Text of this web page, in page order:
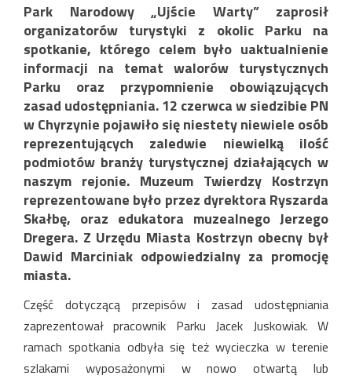
Park Narodowy „Ujście Warty” zaprosił
organizatorów turystyki z okolic Parku na
spotkanie, którego celem było uaktualnienie
informacji na temat walorów turystycznych
Parku oraz przypomnienie obowiązujących
zasad udostępniania. 12 czerwca w siedzibie PN
w Chyrzynie pojawiło się niestety niewiele osób
reprezentujących zaledwie niewielką ilość
podmiotów branży turystycznej działających w
naszym rejonie. Muzeum Twierdzy Kostrzyn
reprezentowane było przez dyrektora Ryszarda
Skałbę, oraz edukatora muzealnego Jerzego
Dregera. Z Urzędu Miasta Kostrzyn obecny był
Dawid Marciniak odpowiedzialny za promocję
miasta.
Część dotyczącą przepisów i zasad udostępniania
zaprezentował pracownik Parku Jacek Juskowiak. W
ramach spotkania odbyła się też wycieczka w terenie
szlakami wyposażonymi w nowo otwartą lub